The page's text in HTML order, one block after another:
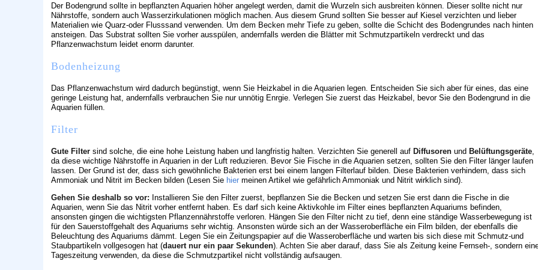
Der Bodengrund sollte in bepflanzten Aquarien höher angelegt werden, damit die Wurzeln sich ausbreiten können. Dieser sollte nicht nur
Nährstoffe, sondern auch Wasserzirkulationen möglich machen. Aus diesem Grund sollten Sie besser auf Kiesel verzichten und lieber
Materialien wie Quarz-oder Flusssand verwenden. Um dem Becken mehr Tiefe zu geben, sollte die Schicht des Bodengrundes nach hinten
ansteigen. Das Substrat sollten Sie vorher ausspülen, andernfalls werden die Blätter mit Schmutzpartikeln verdreckt und das
Pflanzenwachstum leidet enorm darunter.
Bodenheizung
Das Pflanzenwachstum wird dadurch begünstigt, wenn Sie Heizkabel in die Aquarien legen. Entscheiden Sie sich aber für eines, das eine
geringe Leistung hat, andernfalls verbrauchen Sie nur unnötig Enrgie. Verlegen Sie zuerst das Heizkabel, bevor Sie den Bodengrund in die
Aquarien füllen.
Filter
Gute Filter sind solche, die eine hohe Leistung haben und langfristig halten. Verzichten Sie generell auf Diffusoren und Belüftungsgeräte
da diese wichtige Nährstoffe in Aquarien in der Luft reduzieren. Bevor Sie Fische in die Aquarien setzen, sollten Sie den Filter länger laufen
lassen. Der Grund ist der, dass sich gewöhnliche Bakterien erst bei einem langen Filterlauf bilden. Diese Bakterien verhindern, dass sich
Ammoniak und Nitrit im Becken bilden (Lesen Sie hier meinen Artikel wie gefährlich Ammoniak und Nitrit wirklich sind).
Gehen Sie deshalb so vor: Installieren Sie den Filter zuerst, bepflanzen Sie die Becken und setzen Sie erst dann die Fische in die
Aquarien, wenn Sie das Nitrit vorher entfernt haben. Es darf sich keine Aktivkohle im Filter eines bepflanzten Aquariums befinden,
ansonsten gingen die wichtigsten Pflanzennährstoffe verloren. Hängen Sie den Filter nicht zu tief, denn eine ständige Wasserbewegung ist
für den Sauerstoffgehalt des Aquariums sehr wichtig. Ansonsten würde sich an der Wasseroberfläche ein Film bilden, der ebenfalls die
Beleuchtung des Aquariums dämmt. Legen Sie ein Zeitungspapier auf die Wasseroberfläche und warten bis sich diese mit Schmutz-und
Staubpartikeln vollgesogen hat (dauert nur ein paar Sekunden). Achten Sie aber darauf, dass Sie als Zeitung keine Fernseh-, sondern
Tageszeitung verwenden, da diese die Schmutzpartikel nicht vollständig aufsaugen.